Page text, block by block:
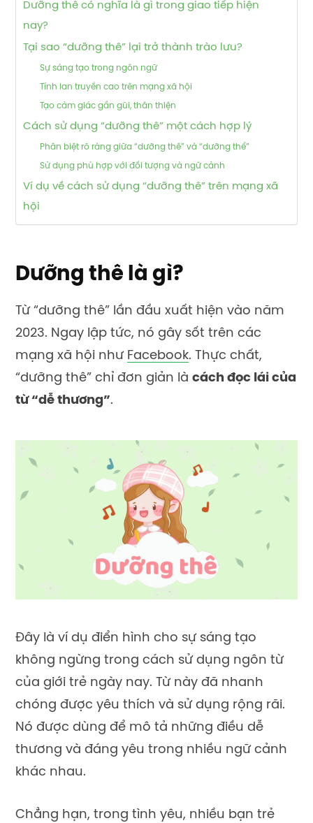
Dưỡng thê có nghĩa là gì trong giao tiếp hiện
nay?
Tại sao “dưỡng thê” lại trở thành trào lưu?
Sự sáng tạo trong ngôn ngữ
Tính lan truyền cao trên mạng xã hội
Tạo cảm giác gần gũi, thân thiện
Cách sử dụng “dưỡng thê” một cách hợp lý
Phân biệt rõ ràng giữa “dưỡng thê” và “dưỡng thể”
Sử dụng phù hợp với đối tượng và ngữ cảnh
Ví dụ về cách sử dụng “dưỡng thê” trên mạng xã
hội
Dưỡng thê là gì?
Từ “dưỡng thê” lần đầu xuất hiện vào năm
2023. Ngay lập tức, nó gây sốt trên các
mạng xã hội như Facebook. Thực chất,
“dưỡng thê” chỉ đơn giản là cách đọc lái của
từ “dễ thương”.
Đây là ví dụ điển hình cho sự sáng tạo
không ngừng trong cách sử dụng ngôn từ
của giới trẻ ngày nay. Từ này đã nhanh
chóng được yêu thích và sử dụng rộng rãi.
Nó được dùng để mô tả những điều dễ
thương và đáng yêu trong nhiều ngữ cảnh
khác nhau.
Chẳng hạn, trong tình yêu, nhiều bạn trẻ